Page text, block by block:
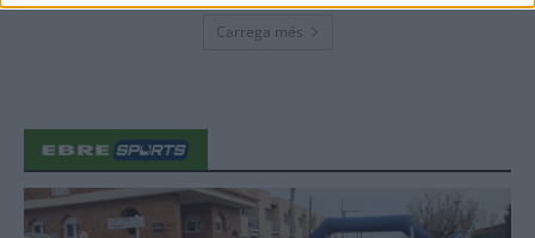
Carrega més